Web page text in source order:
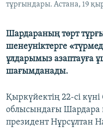
тұрғындары. Астана, 19
​Шардараның төрт
шенеуніктерге
ұлдарымыз азаптауға
шағымданады.
Қыркүйектің 22-сі күні
облысындағы Шардара
президент Нұрсұлтан